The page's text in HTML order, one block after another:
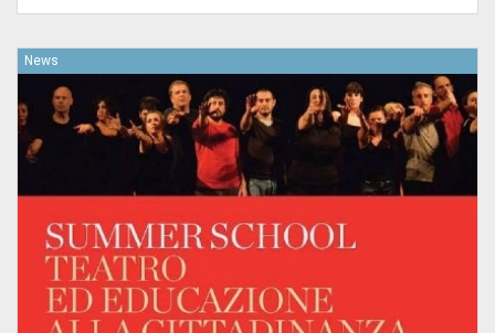
News